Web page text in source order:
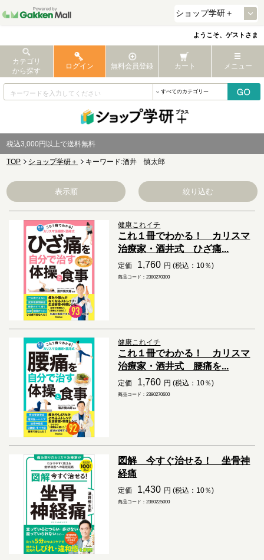
ようこそ、ゲストさま
カテゴリ
から探す
ログイン 無料会員登録 カート メニュー
税込3,000円以上で送料無料
TOP ショップ学研＋ キーワード:酒井 慎太郎
表示順 絞り込む
健康これイチ
これ１冊でわかる！ カリスマ
治療家・酒井式 ひざ痛...
定価 1,760 円 (税込：10％)
商品コード：2380270300
健康これイチ
これ１冊でわかる！ カリスマ
治療家・酒井式 腰痛を...
定価 1,760 円 (税込：10％)
商品コード：2380270600
図解 今すぐ治せる！ 坐骨神
経痛
定価 1,430 円 (税込：10％)
商品コード：2380225000